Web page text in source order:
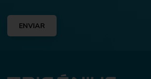
ENVIAR